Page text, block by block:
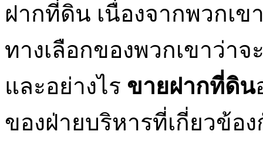
ฝากที่ดิน เนื่องจากพวกเ
ทางเลือกของพวกเขาว่า
และอย่างไร ขายฝากที่ดิน
ของฝ่ายบริหารที่เกี่ยวข้อ